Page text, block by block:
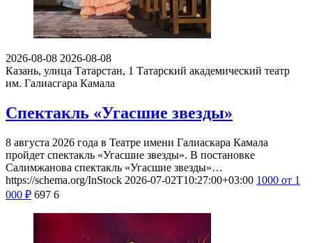
2026-08-08 2026-08-08
Казань, улица Татарстан, 1 Татарский академический театр
им. Галиасгара Камала
Спектакль «Угасшие звезды»
8 августа 2026 года в Театре имени Галиаскара Камала
пройдет спектакль «Угасшие звезды». В постановке
Салимжанова спектакль «Угасшие звезды»…
https://schema.org/InStock 2026-07-02T10:27:00+03:00 1000 от 1
000 ₽ 697 6